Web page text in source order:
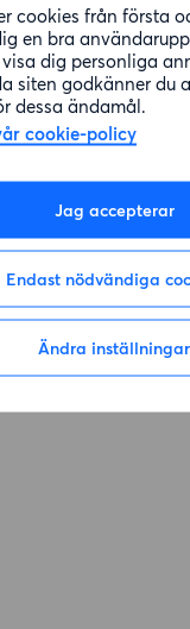
cookies från första
en bra
dig personliga
siten godkänner du
dessa ändamål.
cookie-policy
Jag accepterar
Endast nödvändiga
Ändra inställningar